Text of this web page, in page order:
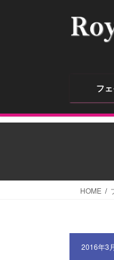
フ
HOME
2016年3